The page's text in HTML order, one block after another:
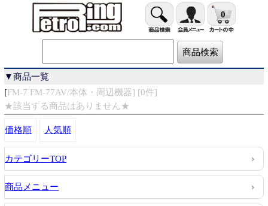
0
▼商品一覧
[FM-7 FM-77AV/本体・周辺機器] [0件]
★該当する商品はありません★
価格順 人気順
カテゴリーTOP
商品メニュー